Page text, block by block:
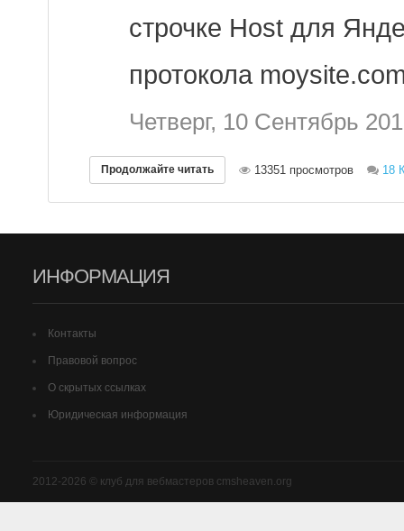
строчке Host для
протокола
Четверг, 10 Сентябрь
Продолжайте читать 13351 просмотров 18
ИНФОРМАЦИЯ
Контакты
Правовой вопрос
О скрытых ссылках
Юридическая информация
2012-2026 © клуб для вебмастеров cmsheaven.org